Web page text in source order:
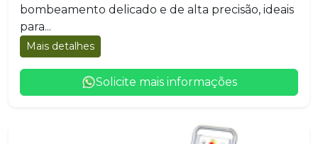
bombeamento delicado e de alta precisão, ideais
para...
Mais detalhes
Solicite mais informações